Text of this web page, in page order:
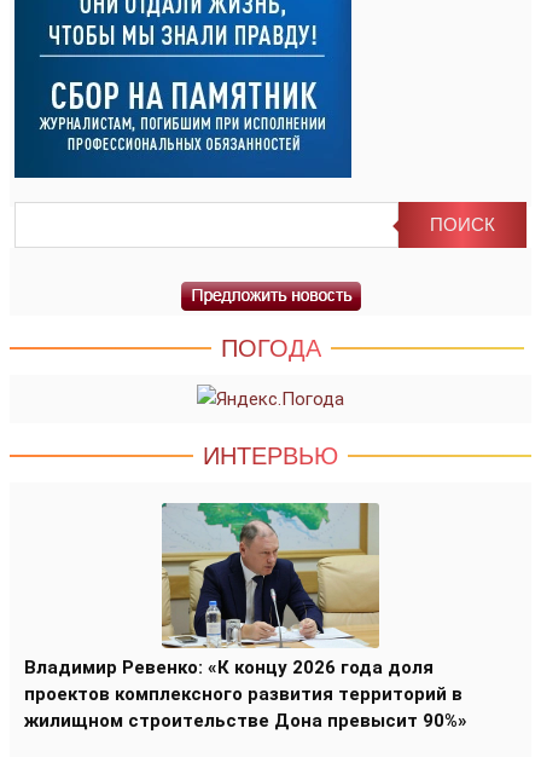
ПОГОДА
ИНТЕРВЬЮ
Владимир Ревенко: «К концу 2026 года доля
проектов комплексного развития территорий в
жилищном строительстве Дона превысит 90%»